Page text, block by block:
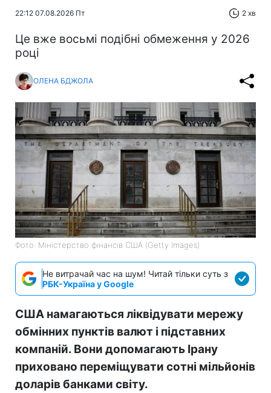
22:12 07.08.2026 Пт 2 хв
Це вже восьмі подібні обмеження у 2026
році
ОЛЕНА БДЖОЛА
Фото: Міністерство фінансів СШA (Getty Images)
Не витрачай час на шум! Читай тільки суть з
РБК-Україна у Google
США намагаються ліквідувати мережу
обмінних пунктів валют і підставних
компаній. Вони допомагають Ірану
приховано переміщувати сотні мільйонів
доларів банками світу.